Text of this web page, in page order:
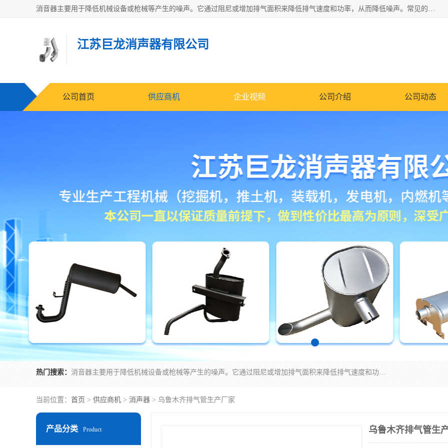
消音器主要用于降低机械设备或枪械等产生的噪声。它通过阻尼或增加排气面积来降低排气速度和功率，从而降低噪声。常见的消音器类型包括阻性消声器、抗性消声器、共振消声器以及阻抗复合式消声器等。这些消音器各有特点，适用于不同频率的噪声消除。
江苏巨龙消声器有限公司
公司首页 供应商机 企业视频 公司介绍 公司动态
热门搜索： 消音器主要用于降低机械设备或枪械等产生的噪声。它通过阻尼或增加排气面积来降低排气速度和功率，从而降低噪声。常见的消音器类型包括阻性消声器、抗性消声器、共振消声器以及阻抗复合式消声器等。这些消音器各有特点，适用于不同频率的噪声消除。
当前位置： 首页 > 供应商机 > 消声器 > 乌鲁木齐排气管生产厂家
产品分类 Product 乌鲁木齐排气管生